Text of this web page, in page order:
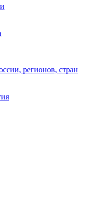
регионов, стран